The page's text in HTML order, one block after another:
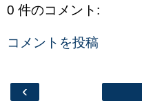
0 件のコメント:
コメントを投稿
‹